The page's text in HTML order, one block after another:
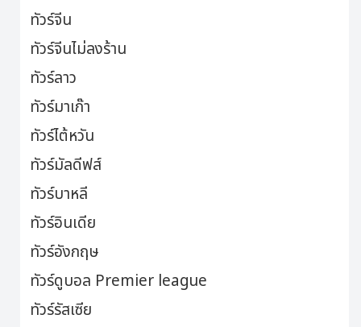
ทัวร์จีน
ทัวร์จีนไม่ลงร้าน
ทัวร์ลาว
ทัวร์มาเก๊า
ทัวร์ไต้หวัน
ทัวร์มัลดีฟส์
ทัวร์บาหลี
ทัวร์อินเดีย
ทัวร์อังกฤษ
ทัวร์ดูบอล Premier league
ทัวร์รัสเซีย